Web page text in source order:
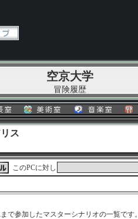
空京大学
冒険履歴
ス
このPCに対し
で参加したマスターシナリオの一覧です。